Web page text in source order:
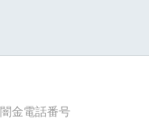
闇金電話番号